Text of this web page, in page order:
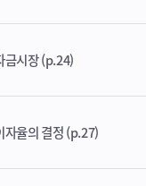
금시장 (p.24)
자율의 결정 (p.27)